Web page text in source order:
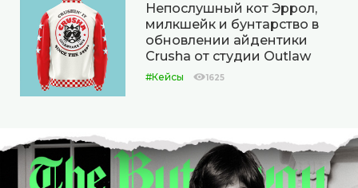
Непослушный кот Эррол,
милкшейк и бунтарство в
обновлении айдентики
Crusha от студии Outlaw
#Кейсы 1625